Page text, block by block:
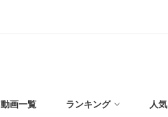
動画一覧 ランキング 人